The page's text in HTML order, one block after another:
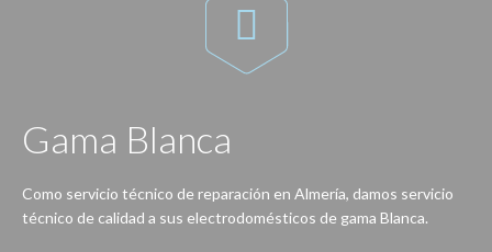

Gama Blanca
Como servicio técnico de reparación en Almería, damos servicio
técnico de calidad a sus electrodomésticos de gama Blanca.